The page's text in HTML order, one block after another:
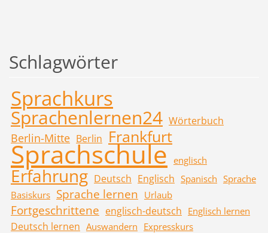
Schlagwörter
Sprachkurs
Sprachenlernen24 Wörterbuch
Berlin-Mitte Berlin Frankfurt
Sprachschule englisch
Erfahrung Deutsch Englisch Spanisch Sprache
Basiskurs Sprache lernen Urlaub
Fortgeschrittene englisch-deutsch Englisch lernen
Deutsch lernen Auswandern Expresskurs